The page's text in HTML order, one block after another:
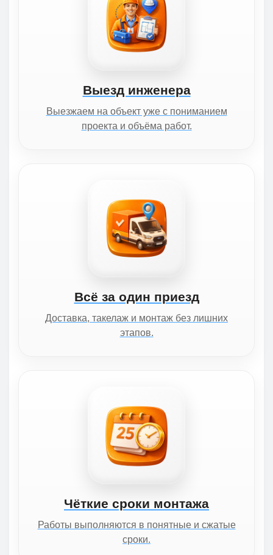
Выезд инженера
Выезжаем на объект уже с пониманием
проекта и объёма работ.
Всё за один приезд
Доставка, такелаж и монтаж без лишних
этапов.
Чёткие сроки монтажа
Работы выполняются в понятные и сжатые
сроки.